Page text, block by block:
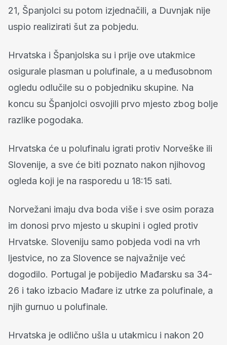
21, Španjolci su potom izjednačili, a Duvnjak nije
uspio realizirati šut za pobjedu.
Hrvatska i Španjolska su i prije ove utakmice
osigurale plasman u polufinale, a u međusobnom
ogledu odlučile su o pobjedniku skupine. Na
koncu su Španjolci osvojili prvo mjesto zbog bolje
razlike pogodaka.
Hrvatska će u polufinalu igrati protiv Norveške ili
Slovenije, a sve će biti poznato nakon njihovog
ogleda koji je na rasporedu u 18:15 sati.
Norvežani imaju dva boda više i sve osim poraza
im donosi prvo mjesto u skupini i ogled protiv
Hrvatske. Sloveniju samo pobjeda vodi na vrh
ljestvice, no za Slovence se najvažnije već
dogodilo. Portugal je pobijedio Mađarsku sa 34-
26 i tako izbacio Mađare iz utrke za polufinale, a
njih gurnuo u polufinale.
Hrvatska je odlično ušla u utakmicu i nakon 20